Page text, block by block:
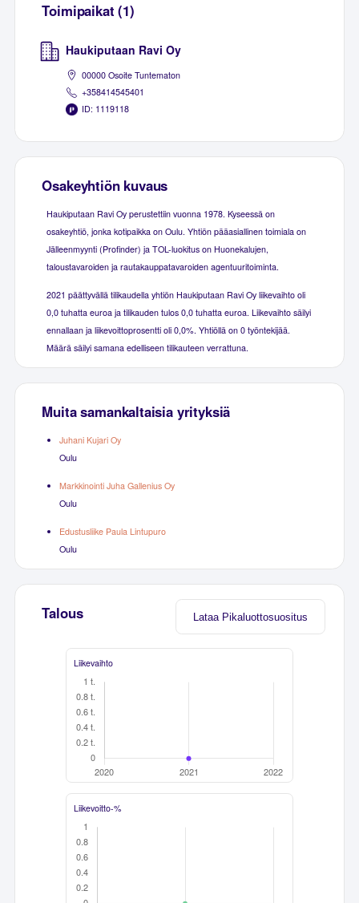
Toimipaikat (1)
Haukiputaan Ravi Oy
00000 Osoite Tuntematon
+358414545401
ID: 1119118
Osakeyhtiön kuvaus
Haukiputaan Ravi Oy perustettiin vuonna 1978. Kyseessä on
osakeyhtiö, jonka kotipaikka on Oulu. Yhtiön pääasiallinen toimiala on
Jälleenmyynti (Profinder) ja TOL-luokitus on Huonekalujen,
taloustavaroiden ja rautakauppatavaroiden agentuuritoiminta.
2021 päättyvällä tilikaudella yhtiön Haukiputaan Ravi Oy liikevaihto oli
0,0 tuhatta euroa ja tilikauden tulos 0,0 tuhatta euroa. Liikevaihto säilyi
ennallaan ja liikevoittoprosentti oli 0,0%. Yhtiöllä on 0 työntekijää.
Määrä säilyi samana edelliseen tilikauteen verrattuna.
Muita samankaltaisia yrityksiä
Juhani Kujari Oy
Oulu
Markkinointi Juha Gallenius Oy
Oulu
Edustusliike Paula Lintupuro
Oulu
Lataa Pikaluottosuositus
Talous
Liikevaihto
Liikevoitto-%